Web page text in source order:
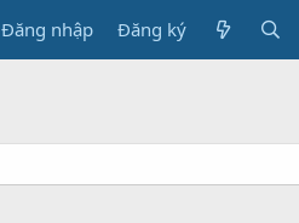
Đăng nhập Đăng ký